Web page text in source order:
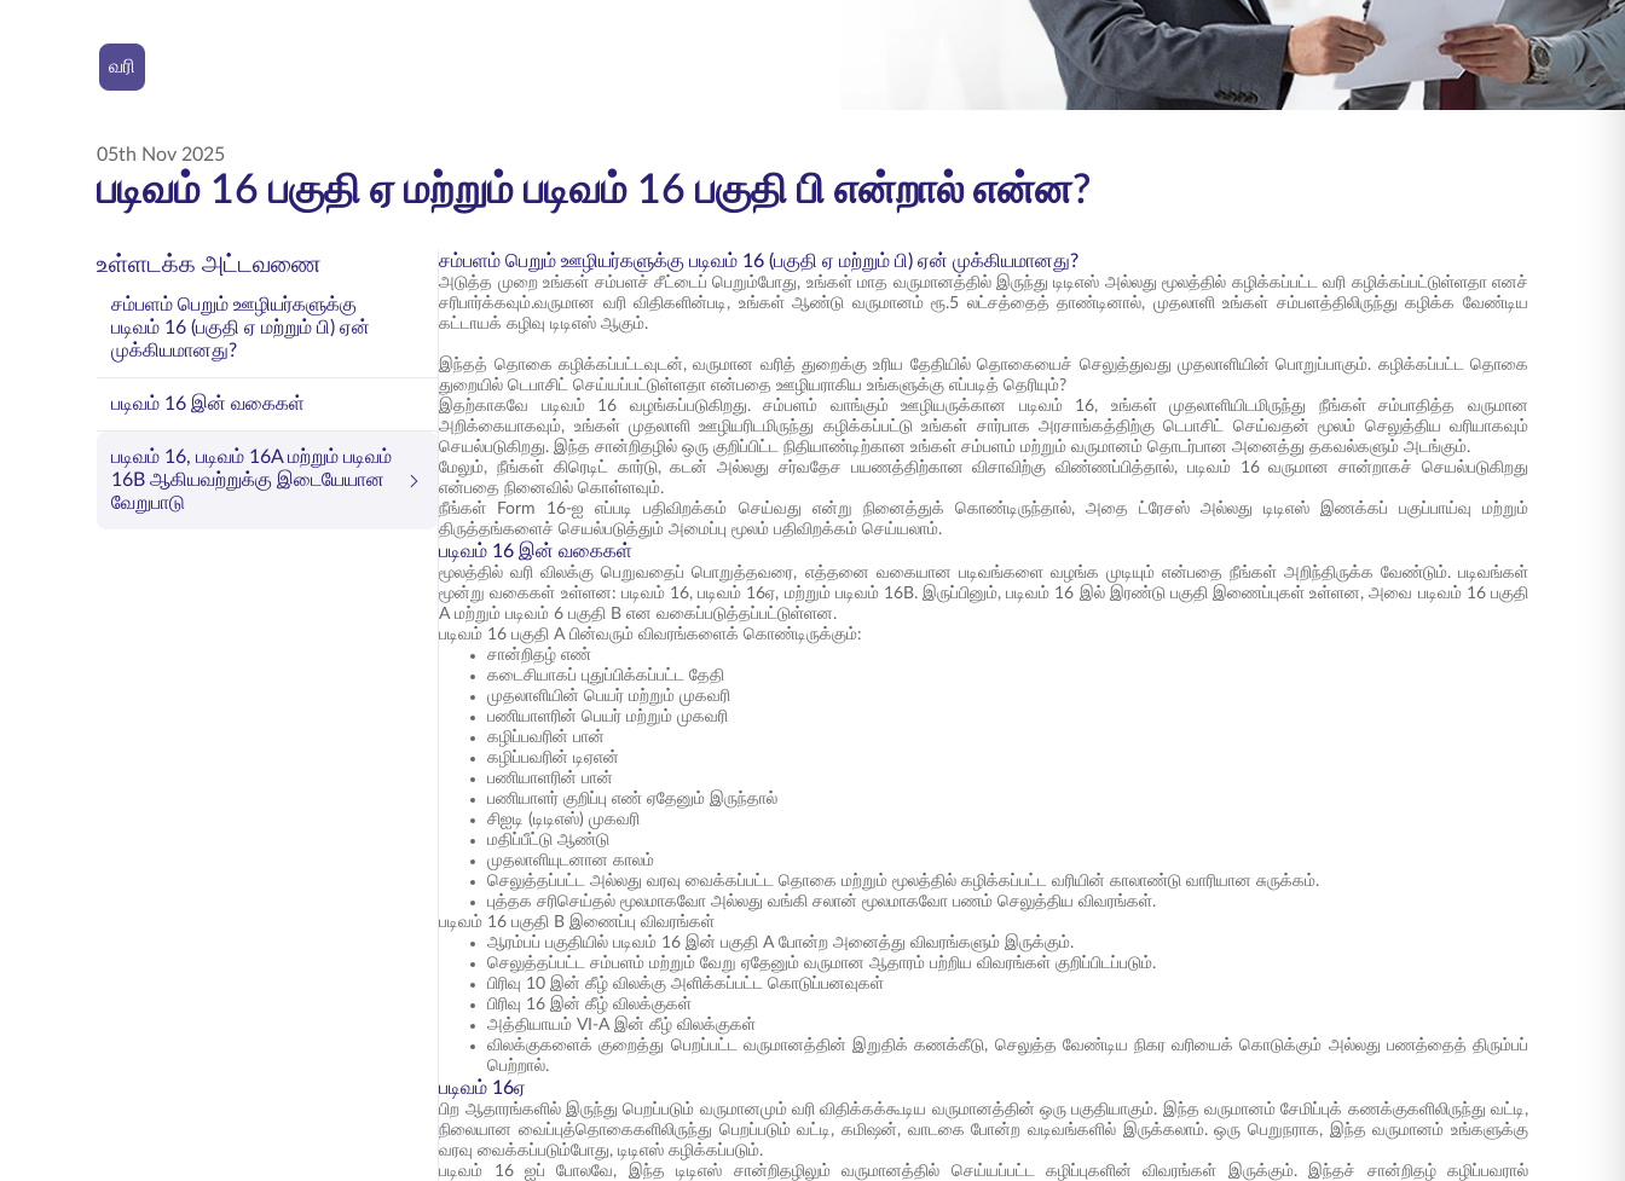
வரி
05th Nov 2025
படிவம் 16 பகுதி ஏ மற்றும் படிவம் 16 பகுதி பி என்றால் என்ன?
உள்ளடக்க அட்டவணை
சம்பளம் பெறும் ஊழியர்களுக்கு
படிவம் 16 (பகுதி ஏ மற்றும் பி) ஏன்
முக்கியமானது?
படிவம் 16 இன் வகைகள்
படிவம் 16, படிவம் 16A மற்றும் படிவம்
16B ஆகியவற்றுக்கு இடையேயான
வேறுபாடு
சம்பளம் பெறும் ஊழியர்களுக்கு படிவம் 16 (பகுதி ஏ மற்றும் பி) ஏன் முக்கியமானது?
அடுத்த முறை உங்கள் சம்பளச் சீட்டைப் பெறும்போது, உங்கள் மாத வருமானத்தில் இருந்து டிடிஎஸ் அல்லது மூலத்தில் கழிக்கப்பட்ட வரி கழிக்கப்பட்டுள்ளதா எனச்
சரிபார்க்கவும்.வருமான வரி விதிகளின்படி, உங்கள் ஆண்டு வருமானம் ரூ.5 லட்சத்தைத் தாண்டினால், முதலாளி உங்கள் சம்பளத்திலிருந்து கழிக்க வேண்டிய
கட்டாயக் கழிவு டிடிஎஸ் ஆகும்.
இந்தத் தொகை கழிக்கப்பட்டவுடன், வருமான வரித் துறைக்கு உரிய தேதியில் தொகையைச் செலுத்துவது முதலாளியின் பொறுப்பாகும். கழிக்கப்பட்ட தொகை
துறையில் டெபாசிட் செய்யப்பட்டுள்ளதா என்பதை ஊழியராகிய உங்களுக்கு எப்படித் தெரியும்?
இதற்காகவே படிவம் 16 வழங்கப்படுகிறது. சம்பளம் வாங்கும் ஊழியருக்கான படிவம் 16, உங்கள் முதலாளியிடமிருந்து நீங்கள் சம்பாதித்த வருமான
அறிக்கையாகவும், உங்கள் முதலாளி ஊழியரிடமிருந்து கழிக்கப்பட்டு உங்கள் சார்பாக அரசாங்கத்திற்கு டெபாசிட் செய்வதன் மூலம் செலுத்திய வரியாகவும்
செயல்படுகிறது. இந்த சான்றிதழில் ஒரு குறிப்பிட்ட நிதியாண்டிற்கான உங்கள் சம்பளம் மற்றும் வருமானம் தொடர்பான அனைத்து தகவல்களும் அடங்கும்.
மேலும், நீங்கள் கிரெடிட் கார்டு, கடன் அல்லது சர்வதேச பயணத்திற்கான விசாவிற்கு விண்ணப்பித்தால், படிவம் 16 வருமான சான்றாகச் செயல்படுகிறது
என்பதை நினைவில் கொள்ளவும்.
நீங்கள் Form 16-ஐ எப்படி பதிவிறக்கம் செய்வது என்று நினைத்துக் கொண்டிருந்தால், அதை ட்ரேசஸ் அல்லது டிடிஎஸ் இணக்கப் பகுப்பாய்வு மற்றும்
திருத்தங்களைச் செயல்படுத்தும் அமைப்பு மூலம் பதிவிறக்கம் செய்யலாம்.
படிவம் 16 இன் வகைகள்
மூலத்தில் வரி விலக்கு பெறுவதைப் பொறுத்தவரை, எத்தனை வகையான படிவங்களை வழங்க முடியும் என்பதை நீங்கள் அறிந்திருக்க வேண்டும். படிவங்கள்
மூன்று வகைகள் உள்ளன: படிவம் 16, படிவம் 16ஏ, மற்றும் படிவம் 16B. இருப்பினும், படிவம் 16 இல் இரண்டு பகுதி இணைப்புகள் உள்ளன, அவை படிவம் 16 பகுதி
A மற்றும் படிவம் 6 பகுதி B என வகைப்படுத்தப்பட்டுள்ளன.
படிவம் 16 பகுதி A பின்வரும் விவரங்களைக் கொண்டிருக்கும்:
சான்றிதழ் எண்
கடைசியாகப் புதுப்பிக்கப்பட்ட தேதி
முதலாளியின் பெயர் மற்றும் முகவரி
பணியாளரின் பெயர் மற்றும் முகவரி
கழிப்பவரின் பான்
கழிப்பவரின் டிஏஎன்
பணியாளரின் பான்
பணியாளர் குறிப்பு எண் ஏதேனும் இருந்தால்
சிஐடி (டிடிஎஸ்) முகவரி
மதிப்பீட்டு ஆண்டு
முதலாளியுடனான காலம்
செலுத்தப்பட்ட அல்லது வரவு வைக்கப்பட்ட தொகை மற்றும் மூலத்தில் கழிக்கப்பட்ட வரியின் காலாண்டு வாரியான சுருக்கம்.
புத்தக சரிசெய்தல் மூலமாகவோ அல்லது வங்கி சலான் மூலமாகவோ பணம் செலுத்திய விவரங்கள்.
படிவம் 16 பகுதி B இணைப்பு விவரங்கள்
ஆரம்பப் பகுதியில் படிவம் 16 இன் பகுதி A போன்ற அனைத்து விவரங்களும் இருக்கும்.
செலுத்தப்பட்ட சம்பளம் மற்றும் வேறு ஏதேனும் வருமான ஆதாரம் பற்றிய விவரங்கள் குறிப்பிடப்படும்.
பிரிவு 10 இன் கீழ் விலக்கு அளிக்கப்பட்ட கொடுப்பனவுகள்
பிரிவு 16 இன் கீழ் விலக்குகள்
அத்தியாயம் VI-A இன் கீழ் விலக்குகள்
விலக்குகளைக் குறைத்து பெறப்பட்ட வருமானத்தின் இறுதிக் கணக்கீடு, செலுத்த வேண்டிய நிகர வரியைக் கொடுக்கும் அல்லது பணத்தைத் திரும்பப்
பெற்றால்.
படிவம் 16ஏ
பிற ஆதாரங்களில் இருந்து பெறப்படும் வருமானமும் வரி விதிக்கக்கூடிய வருமானத்தின் ஒரு பகுதியாகும். இந்த வருமானம் சேமிப்புக் கணக்குகளிலிருந்து வட்டி,
நிலையான வைப்புத்தொகைகளிலிருந்து பெறப்படும் வட்டி, கமிஷன், வாடகை போன்ற வடிவங்களில் இருக்கலாம். ஒரு பெறுநராக, இந்த வருமானம் உங்களுக்கு
வரவு வைக்கப்படும்போது, டிடிஎஸ் கழிக்கப்படும்.
படிவம் 16 ஐப் போலவே, இந்த டிடிஎஸ் சான்றிதழிலும் வருமானத்தில் செய்யப்பட்ட கழிப்புகளின் விவரங்கள் இருக்கும். இந்தச் சான்றிதழ் கழிப்பவரால்